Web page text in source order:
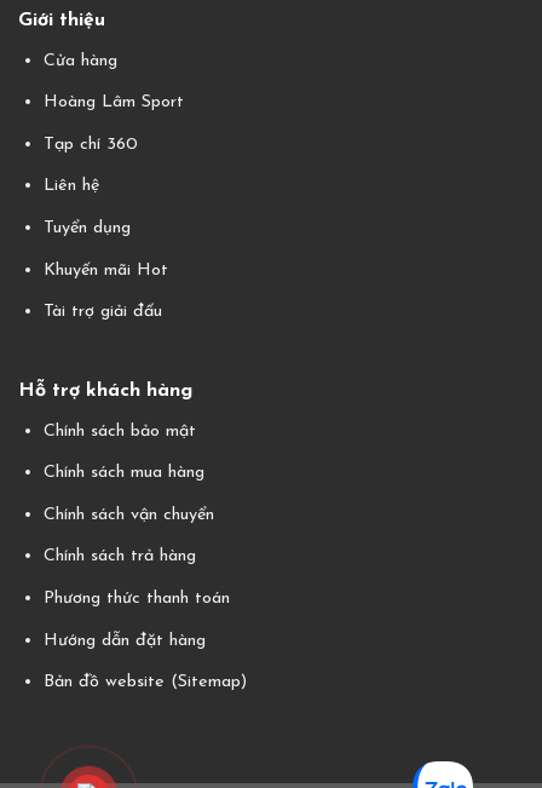
Giới thiệu
Cửa hàng
Hoàng Lâm Sport
Tạp chí 360
Liên hệ
Tuyển dụng
Khuyến mãi Hot
Tài trợ giải đấu
Hỗ trợ khách hàng
Chính sách bảo mật
Chính sách mua hàng
Chính sách vận chuyển
Chính sách trả hàng
Phương thức thanh toán
Hướng dẫn đặt hàng
Bản đồ website (Sitemap)